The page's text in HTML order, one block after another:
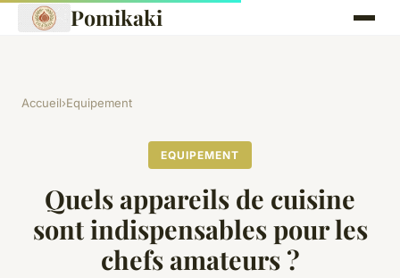
Pomikaki
Accueil›Equipement
EQUIPEMENT
Quels appareils de cuisine
sont indispensables pour les
chefs amateurs ?